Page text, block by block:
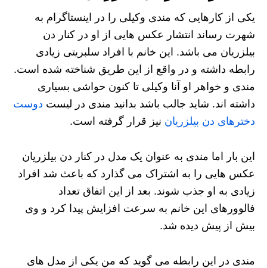
یکی از کارهایی که مندی وکیلی را در اینستاگرام به
شهرت رساند انتشار عکس هایی از او در کنار دن
بیلزریان می باشد. این خانم با افراد سلبریتی زیادی
رابطه داشته و در واقع از این طریق شناخته شده است.
مندی و خواهر او آنا وکیلی تا کنون حواشی بسیاری
داشته اند. شاید جالب باشد بدانید مندی در لیست دوست
دخترهای دن بیلزریان نیز قرار گرفته است.
این بار اما مندی به عنوان یک مدل در کنار دن بیلزریان
عکس هایی را به اشتراک می گذارد که باعث شد افراد
زیادی به او جذب شوند. بعد از این اتفاق تعداد
فالوورهای این خانم به سرعت افزایش پیدا کرد و وی
بیش از پیش دیده شد.
مندی در این رابطه می گوید که من یکی از مدل های